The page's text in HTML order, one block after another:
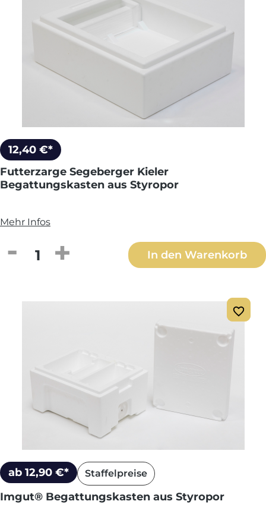
12,40 €*
Futterzarge Segeberger Kieler
Begattungskasten aus Styropor
Mehr Infos
Produkt Anzahl: Gib den gewünschten
In den Warenkorb
ab 12,90 €* Staffelpreise
Imgut® Begattungskasten aus Styropor